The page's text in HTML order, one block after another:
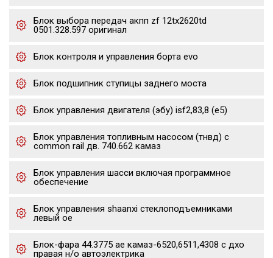
Блок выбора передач акпп zf 12tx2620td
0501.328.597 оригинал
Блок контроля и управления борта evo
Блок подшипник ступицы заднего моста
Блок управления двигателя (эбу) isf2,83,8 (е5)
Блок управления топливным насосом (тнвд) с
common rail дв. 740.662 камаз
Блок управления шасси включая программное
обеспечение
Блок управления shaanxi стеклоподъемниками
левый oe
Блок-фара 44.3775 ae камаз-6520,6511,4308 с дхо
правая н/о автоэлектрика